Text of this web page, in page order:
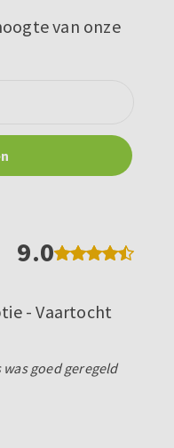
van onze
9.0
- Vaartocht
was goed geregeld